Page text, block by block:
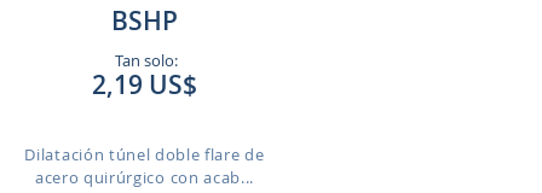
BSHP
Tan solo:
2,19 US$
Dilatación túnel doble flare de
acero quirúrgico con acab...